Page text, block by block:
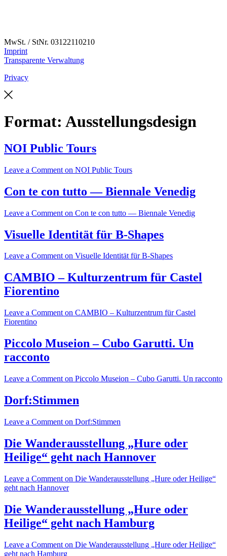
MwSt. / StNr. 03122110210
Imprint
Transparente Verwaltung
Privacy
Format: Ausstellungsdesign
NOI Public Tours
Leave a Comment on NOI Public Tours
Con te con tutto — Biennale Venedig
Leave a Comment on Con te con tutto — Biennale Venedig
Visuelle Identität für B-Shapes
Leave a Commenton Visuelle Identität für B-Shapes
CAMBIO – Kulturzentrum für Castel
Fiorentino
Leave a Comment on CAMBIO – Kulturzentrum für Castel
Fiorentino
Piccolo Museion – Cubo Garutti. Un
racconto
Leave a Comment on Piccolo Museion – Cubo Garutti. Un racconto
Dorf:Stimmen
Leave a Comment on Dorf:Stimmen
Die Wanderausstellung „Hure oder
Heilige“ geht nach Hannover
Leave a Comment on Die Wanderausstellung „Hure oder Heilige“
geht nach Hannover
Die Wanderausstellung „Hure oder
Heilige“ geht nach Hamburg
Leave a Comment on Die Wanderausstellung „Hure oder Heilige“
geht nach Hamburg